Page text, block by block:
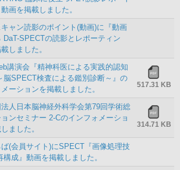
画を掲載しました。
ャン読影のポイント(動画)に『動画
DaT-SPECTの読影とレポーティン
しました。
講演会『精神科医による実践的認知
脳SPECT検査による鑑別診断～』の
ーションを掲載しました。
517.31 KB
人日本脳神経外科学会第79回学術総
ンセミナー 2-Cのインフォメーショ
ました。
314.71 KB
ば(会員サイト)にSPECT『画像処理技
構成』動画を掲載しました。